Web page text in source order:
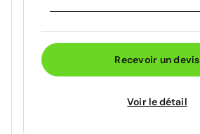
Recevoir un devis
Voir le détail